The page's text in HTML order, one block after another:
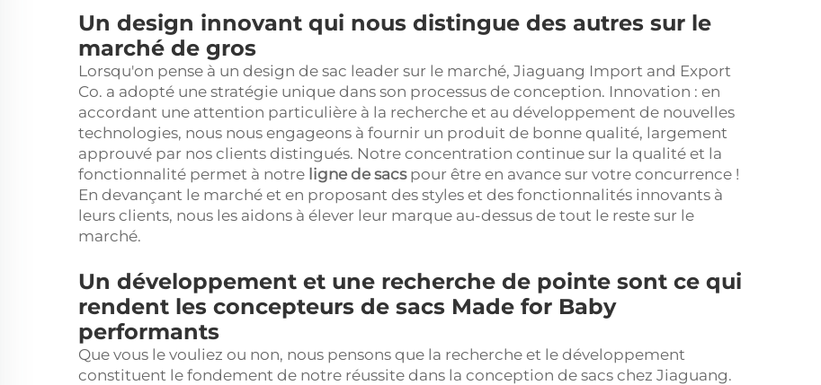
Un design innovant qui nous distingue des autres sur le
marché de gros
Lorsqu'on pense à un design de sac leader sur le marché, Jiaguang Import and Export
Co. a adopté une stratégie unique dans son processus de conception. Innovation : en
accordant une attention particulière à la recherche et au développement de nouvelles
technologies, nous nous engageons à fournir un produit de bonne qualité, largement
approuvé par nos clients distingués. Notre concentration continue sur la qualité et la
fonctionnalité permet à notre ligne de sacs pour être en avance sur votre concurrence !
En devançant le marché et en proposant des styles et des fonctionnalités innovants à
leurs clients, nous les aidons à élever leur marque au-dessus de tout le reste sur le
marché.
Un développement et une recherche de pointe sont ce qui
rendent les concepteurs de sacs Made for Baby
performants
Que vous le vouliez ou non, nous pensons que la recherche et le développement
constituent le fondement de notre réussite dans la conception de sacs chez Jiaguang.